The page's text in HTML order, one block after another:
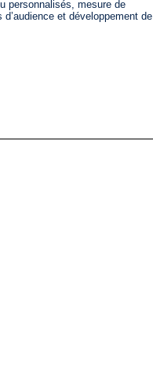
personnalisés, mesure de
et développement de